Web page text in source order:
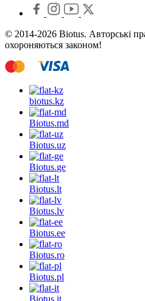
© 2014-2026 Biotus. Авторські
охороняються законом!
biotus.kz
Biotus.md
Biotus.uz
Biotus.ge
Biotus.lt
Biotus.lv
Biotus.ee
Biotus.ro
Biotus.pl